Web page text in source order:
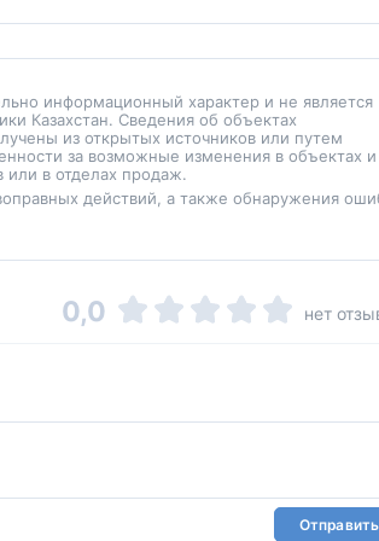
информационный характер и не является
Казахстан. Сведения об объектах
из открытых источников или путем
за возможные изменения в объектах и
или в отделах продаж.
действий, а также обнаружения
0,0 нет
Отправить